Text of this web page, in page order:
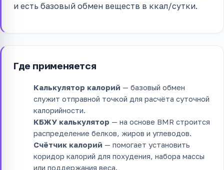
и есть базовый обмен веществ в ккал/сутки.
Где применяется
Калькулятор калорий — базовый обмен
служит отправной точкой для расчёта суточной
калорийности.
КБЖУ калькулятор — на основе BMR строится
распределение белков, жиров и углеводов.
Счётчик калорий — помогает установить
коридор калорий для похудения, набора массы
или поддержания веса.